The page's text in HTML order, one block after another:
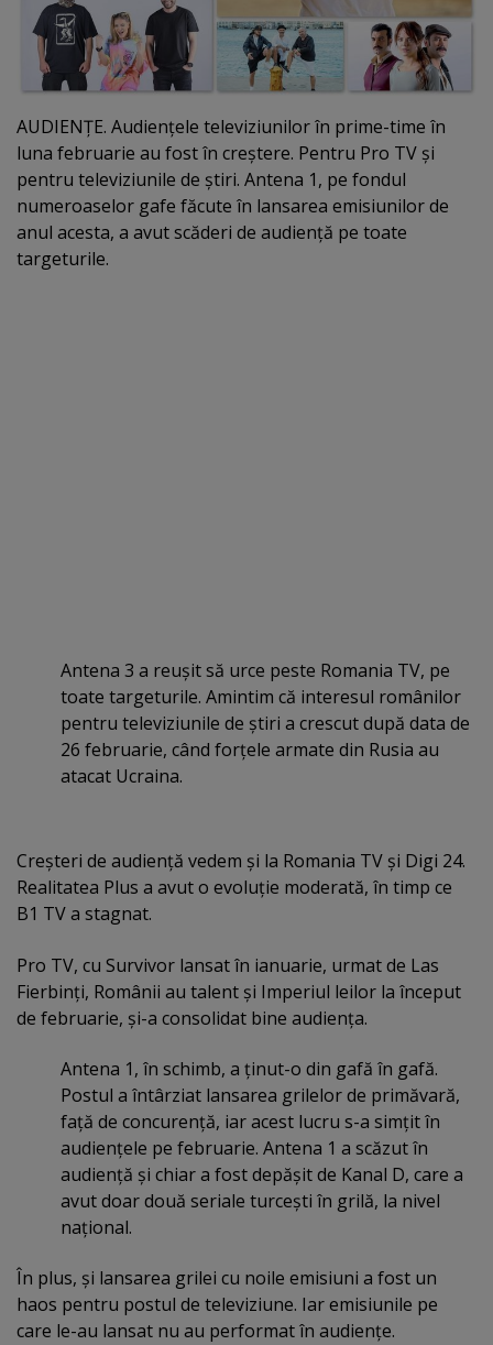
AUDIENŢE. Audienţele televiziunilor în prime-time în
luna februarie au fost în creştere. Pentru Pro TV şi
pentru televiziunile de ştiri. Antena 1, pe fondul
numeroaselor gafe făcute în lansarea emisiunilor de
anul acesta, a avut scăderi de audienţă pe toate
targeturile.
Antena 3 a reuşit să urce peste Romania TV, pe
toate targeturile. Amintim că interesul românilor
pentru televiziunile de ştiri a crescut după data de
26 februarie, când forţele armate din Rusia au
atacat Ucraina.
Creşteri de audienţă vedem şi la Romania TV şi Digi 24.
Realitatea Plus a avut o evoluţie moderată, în timp ce
B1 TV a stagnat.
Pro TV, cu Survivor lansat în ianuarie, urmat de Las
Fierbinţi, Românii au talent şi Imperiul leilor la început
de februarie, şi-a consolidat bine audienţa.
Antena 1, în schimb, a ţinut-o din gafă în gafă.
Postul a întârziat lansarea grilelor de primăvară,
faţă de concurenţă, iar acest lucru s-a simţit în
audienţele pe februarie. Antena 1 a scăzut în
audienţă şi chiar a fost depăşit de Kanal D, care a
avut doar două seriale turceşti în grilă, la nivel
naţional.
În plus, şi lansarea grilei cu noile emisiuni a fost un
haos pentru postul de televiziune. Iar emisiunile pe
care le-au lansat nu au performat în audienţe.